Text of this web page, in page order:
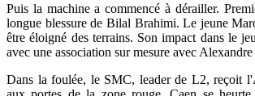
Puis la machine a commencé à dérailler.
longue blessure de Bilal Brahimi. Le jeune
être éloigné des terrains. Son impact dans le
avec une association sur mesure avec
Dans la foulée, le SMC, leader de L2, reçoit